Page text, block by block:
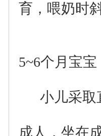
育，喂奶时
5~6个月宝宝
小儿采取
成人，坐在